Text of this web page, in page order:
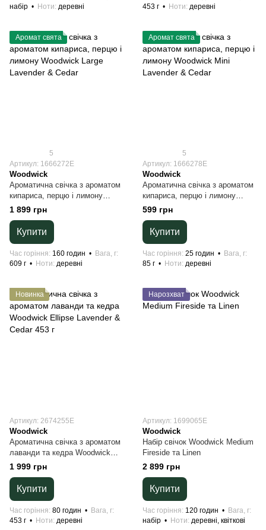
набір
Ноти деревні
453 г
Ноти деревні
Аромат свята
5
Артикул: 1666272E
Woodwick
Ароматична свічка з ароматом
кипариса, перцю і лимону
Woodwick Large Lavender &
1 899 грн
Купити
Час горіння 160 годин
Вага, г
609 г
Ноти деревні
Аромат свята
5
Артикул: 1666278E
Woodwick
Ароматична свічка з ароматом
кипариса, перцю і лимону
Woodwick Mini Lavender &
599 грн
Купити
Час горіння 25 годин
Вага, г
85 г
Ноти деревні
Новинка
Артикул: 2674255E
Woodwick
Ароматична свічка з ароматом
лаванди та кедра Woodwick
Ellipse Lavender & Cedar 453 г
1 999 грн
Купити
Час горіння 80 годин
Вага, г
453 г
Ноти деревні
Нарозхват
Артикул: 1699065E
Woodwick
Набір свічок Woodwick Medium
Fireside та Linen
2 899 грн
Купити
Час горіння 120 годин
Вага, г
набір
Ноти деревні, квіткові